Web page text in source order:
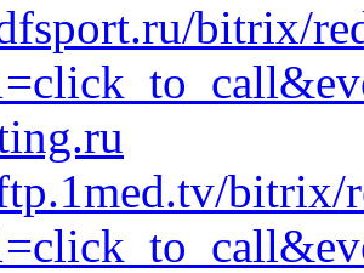
bitrix/
bitrix/